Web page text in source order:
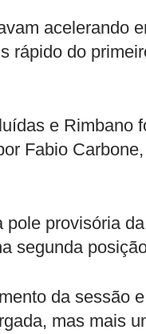
acelerando
rápido do
e Rimbano
Fabio
provisória
segunda
da sessão
mas mais